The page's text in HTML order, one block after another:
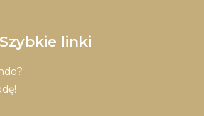
Szybkie linki